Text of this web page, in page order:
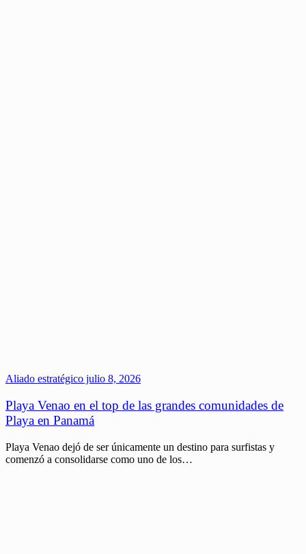
Aliado estratégico julio 8, 2026
Playa Venao en el top de las grandes comunidades de
Playa en Panamá
Playa Venao dejó de ser únicamente un destino para surfistas y
comenzó a consolidarse como uno de los…